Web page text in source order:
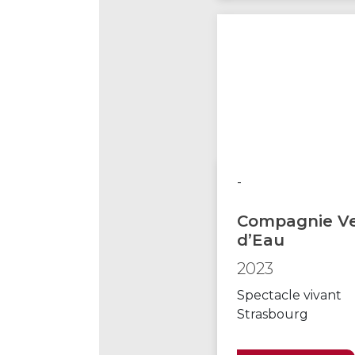
-
Compagnie
d’Eau
2023
Spectacle vivant
Strasbourg